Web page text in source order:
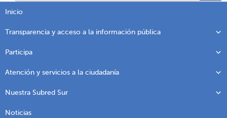
Inicio
Transparencia y acceso a la información pública
Participa
Atención y servicios a la ciudadanía
Nuestra Subred Sur
Noticias